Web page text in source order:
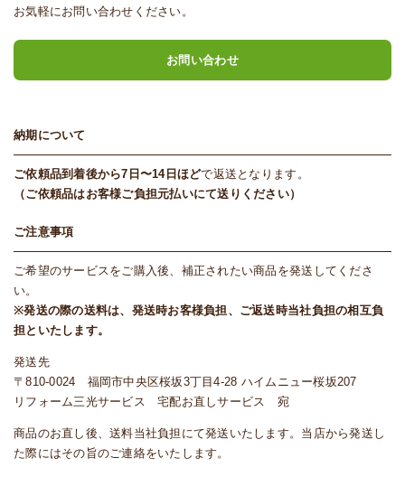
お気軽にお問い合わせください。
お問い合わせ
納期について
ご依頼品到着後から7日〜14日ほどで返送となります。
（ご依頼品はお客様ご負担元払いにて送りください）
ご注意事項
ご希望のサービスをご購入後、補正されたい商品を発送してくださ
い。
※発送の際の送料は、発送時お客様負担、ご返送時当社負担の相互負
担といたします。
発送先
〒810-0024 福岡市中央区桜坂3丁目4-28 ハイムニュー桜坂207
リフォーム三光サービス 宅配お直しサービス 宛
商品のお直し後、送料当社負担にて発送いたします。当店から発送し
た際にはその旨のご連絡をいたします。